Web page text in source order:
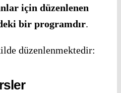
için düzenlenen
bir programdır.
düzenlenmektedir: